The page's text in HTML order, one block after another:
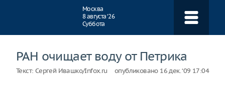
Москва
8 августа ‘26
Суббота
РАН очищает воду от Петрика
Текст: Сергей Ивашко/Infox.ru опубликовано 16 дек. ‘09 17:04